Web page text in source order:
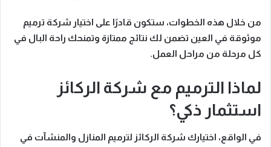
من خلال هذه الخطوات، ستكون قادرًا على اختيار شركة ترميم
موثوقة في العين تضمن لك نتائج ممتازة وتمنحك راحة البال في
كل مرحلة من مراحل العمل.
لماذا الترميم مع شركة الركائز
استثمار ذكي؟
في الواقع، اختيارك شركة الركائز لترميم المنازل والمنشآت في